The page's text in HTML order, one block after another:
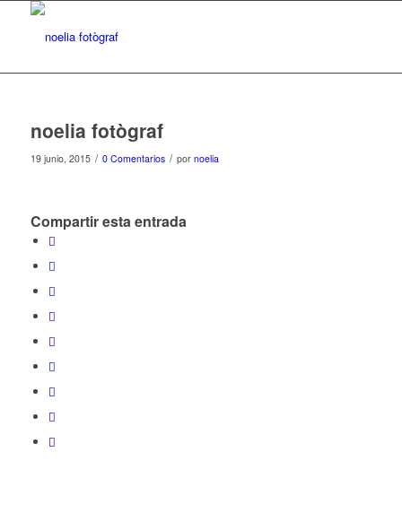
noelia fotògraf
19 junio, 2015 / 0 Comentarios / por noelia
Compartir esta entrada